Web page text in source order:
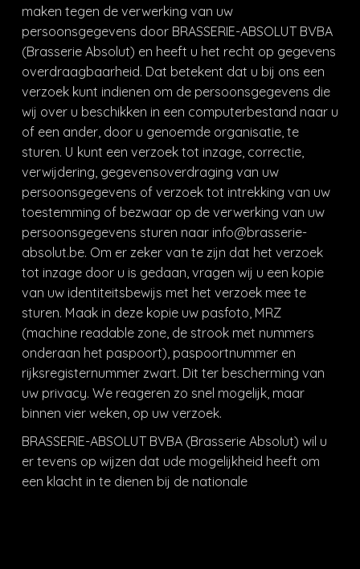
maken tegen de verwerking van uw
persoonsgegevens door BRASSERIE-ABSOLUT BVBA
(Brasserie Absolut) en heeft u het recht op gegevens
overdraagbaarheid. Dat betekent dat u bij ons een
verzoek kunt indienen om de persoonsgegevens die
wij over u beschikken in een computerbestand naar u
of een ander, door u genoemde organisatie, te
sturen. U kunt een verzoek tot inzage, correctie,
verwijdering, gegevensoverdraging van uw
persoonsgegevens of verzoek tot intrekking van uw
toestemming of bezwaar op de verwerking van uw
persoonsgegevens sturen naar info@brasserie-
absolut.be. Om er zeker van te zijn dat het verzoek
tot inzage door u is gedaan, vragen wij u een kopie
van uw identiteitsbewijs met het verzoek mee te
sturen. Maak in deze kopie uw pasfoto, MRZ
(machine readable zone, de strook met nummers
onderaan het paspoort), paspoortnummer en
rijksregisternummer zwart. Dit ter bescherming van
uw privacy. We reageren zo snel mogelijk, maar
binnen vier weken, op uw verzoek.
BRASSERIE-ABSOLUT BVBA (Brasserie Absolut) wil u
er tevens op wijzen dat ude mogelijkheid heeft om
een klacht in te dienen bij de nationale